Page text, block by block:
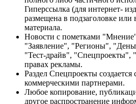
Гиперссылка (для интернет-
размещена в подзаголовке или
материала.
Новости с пометками
"Заявление", "Регионы",
"Тест-драйв", "Спецпроекты",
правах рекламы.
Раздел Спецпроекты создается
коммерческими партнерами.
Любое копирование,
другое распространение